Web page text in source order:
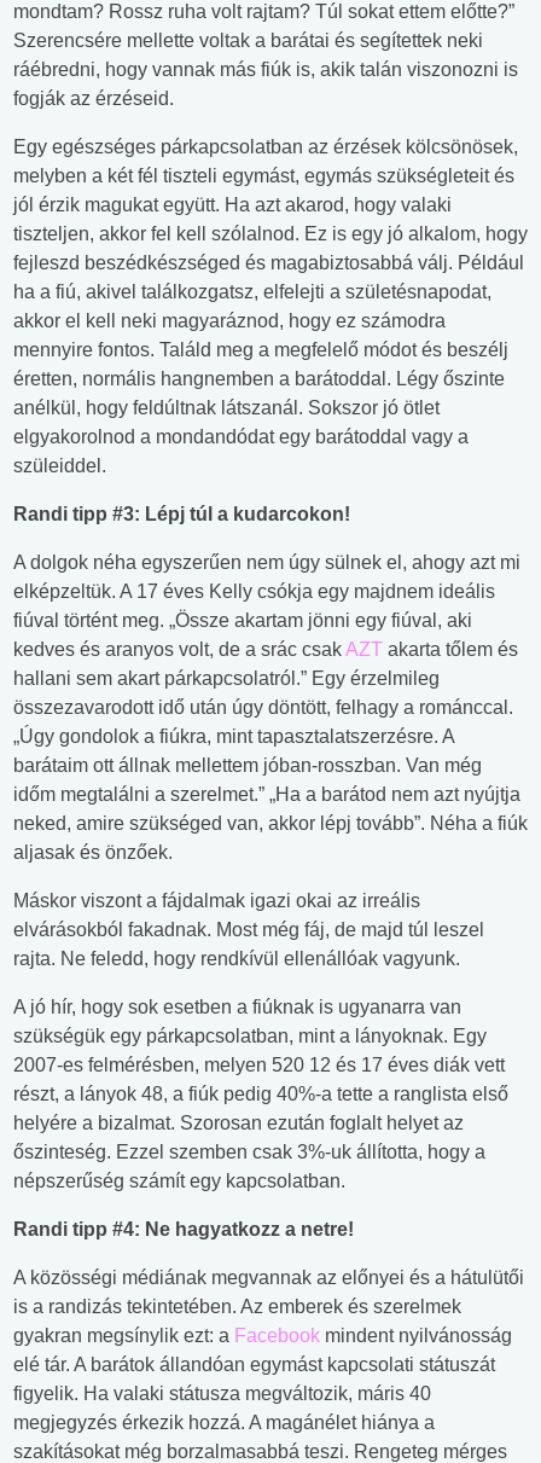
mondtam? Rossz ruha volt rajtam? Túl sokat ettem előtte?”
Szerencsére mellette voltak a barátai és segítettek neki
ráébredni, hogy vannak más fiúk is, akik talán viszonozni is
fogják az érzéseid.
Egy egészséges párkapcsolatban az érzések kölcsönösek,
melyben a két fél tiszteli egymást, egymás szükségleteit és
jól érzik magukat együtt. Ha azt akarod, hogy valaki
tiszteljen, akkor fel kell szólalnod. Ez is egy jó alkalom, hogy
fejleszd beszédkészséged és magabiztosabbá válj. Például
ha a fiú, akivel találkozgatsz, elfelejti a születésnapodat,
akkor el kell neki magyaráznod, hogy ez számodra
mennyire fontos. Találd meg a megfelelő módot és beszélj
éretten, normális hangnemben a barátoddal. Légy őszinte
anélkül, hogy feldúltnak látszanál. Sokszor jó ötlet
elgyakorolnod a mondandódat egy barátoddal vagy a
szüleiddel.
Randi tipp #3: Lépj túl a kudarcokon!
A dolgok néha egyszerűen nem úgy sülnek el, ahogy azt mi
elképzeltük. A 17 éves Kelly csókja egy majdnem ideális
fiúval történt meg. „Össze akartam jönni egy fiúval, aki
kedves és aranyos volt, de a srác csakAZT akarta tőlem és
hallani sem akart párkapcsolatról.” Egy érzelmileg
összezavarodott idő után úgy döntött, felhagy a románccal.
„Úgy gondolok a fiúkra, mint tapasztalatszerzésre. A
barátaim ott állnak mellettem jóban-rosszban. Van még
időm megtalálni a szerelmet.” „Ha a barátod nem azt nyújtja
neked, amire szükséged van, akkor lépj tovább”. Néha a fiúk
aljasak és önzőek.
Máskor viszont a fájdalmak igazi okai az irreális
elvárásokból fakadnak. Most még fáj, de majd túl leszel
rajta. Ne feledd, hogy rendkívül ellenállóak vagyunk.
A jó hír, hogy sok esetben a fiúknak is ugyanarra van
szükségük egy párkapcsolatban, mint a lányoknak. Egy
2007-es felmérésben, melyen 520 12 és 17 éves diák vett
részt, a lányok 48, a fiúk pedig 40%-a tette a ranglista első
helyére a bizalmat. Szorosan ezután foglalt helyet az
őszinteség. Ezzel szemben csak 3%-uk állította, hogy a
népszerűség számít egy kapcsolatban.
Randi tipp #4: Ne hagyatkozz a netre!
A közösségi médiának megvannak az előnyei és a hátulütői
is a randizás tekintetében. Az emberek és szerelmek
gyakran megsínylik ezt: a Facebook mindent nyilvánosság
elé tár. A barátok állandóan egymást kapcsolati státuszát
figyelik. Ha valaki státusza megváltozik, máris 40
megjegyzés érkezik hozzá. A magánélet hiánya a
szakításokat még borzalmasabbá teszi. Rengeteg mérges